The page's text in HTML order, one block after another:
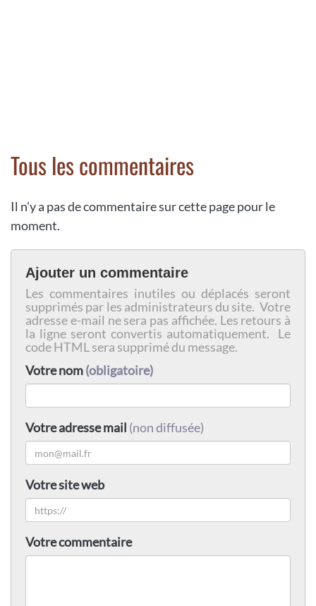
Tous les commentaires
Il n'y a pas de commentaire sur cette page pour le
moment.
Ajouter un commentaire
Les commentaires inutiles ou déplacés seront
supprimés par les administrateurs du site. Votre
adresse e-mail ne sera pas affichée. Les retours à
la ligne seront convertis automatiquement. Le
code HTML sera supprimé du message.
Votre nom(obligatoire)
Votre adresse mail (non diffusée)
Votre site web
Votre commentaire